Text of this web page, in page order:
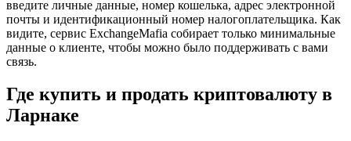
введите личные данные, номер кошелька, адрес электронной
почты и идентификационный номер налогоплательщика. Как
видите, сервис ExchangeMafia собирает только минимальные
данные о клиенте, чтобы можно было поддерживать с вами
связь.
Где купить и продать криптовалюту в
Ларнаке